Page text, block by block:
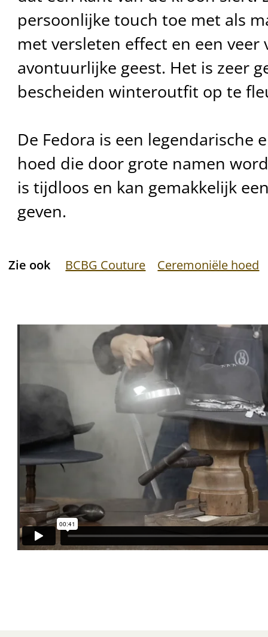
persoonlijke touch toe met als
met versleten effect en een veer
avontuurlijke geest. Het is zeer
bescheiden winteroutfit op te
De Fedora is een legendarische
hoed die door grote namen
is tijdloos en kan gemakkelijk
geven.
Zie ook BCBG Couture Ceremoniële hoed